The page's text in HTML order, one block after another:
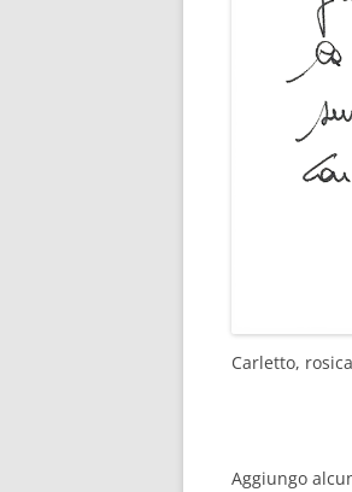
Carletto,
Aggiungo